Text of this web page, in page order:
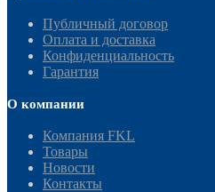
Публичный договор
Оплата и доставка
Конфиденциальность
Гарантия
О компании
Компания FKL
Товары
Новости
Контакты